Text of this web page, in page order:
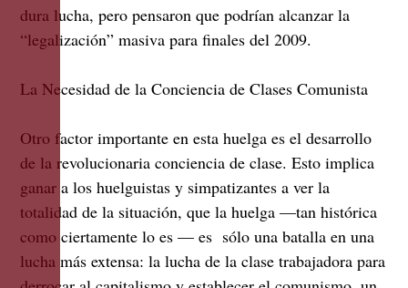
dura lucha, pero pensaron que podrían alcanzar la
“legalización” masiva para finales del 2009.
La Necesidad de la Conciencia de Clases Comunista
Otro factor importante en esta huelga es el desarrollo
de la revolucionaria conciencia de clase. Esto implica
ganar a los huelguistas y simpatizantes a ver la
totalidad de la situación, que la huelga —tan histórica
como ciertamente lo es — es sólo una batalla en una
lucha más extensa: la lucha de la clase trabajadora para